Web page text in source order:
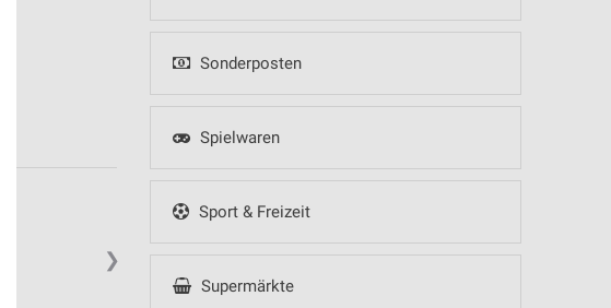
Sonderposten
Spielwaren
Sport & Freizeit
Supermärkte
❯